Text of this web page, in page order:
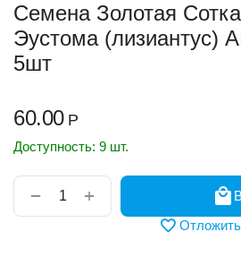
Семена Золотая
Эустома (лизиантус)
5шт
60.00 Р
Доступность: 9 шт.
+
−
Отложить